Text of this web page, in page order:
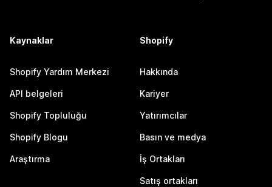
Kaynaklar
Shopify Yardım Merkezi
API belgeleri
Shopify Topluluğu
Shopify Blogu
Araştırma
Shopify
Hakkında
Kariyer
Yatırımcılar
Basın ve medya
İş Ortakları
Satış ortakları